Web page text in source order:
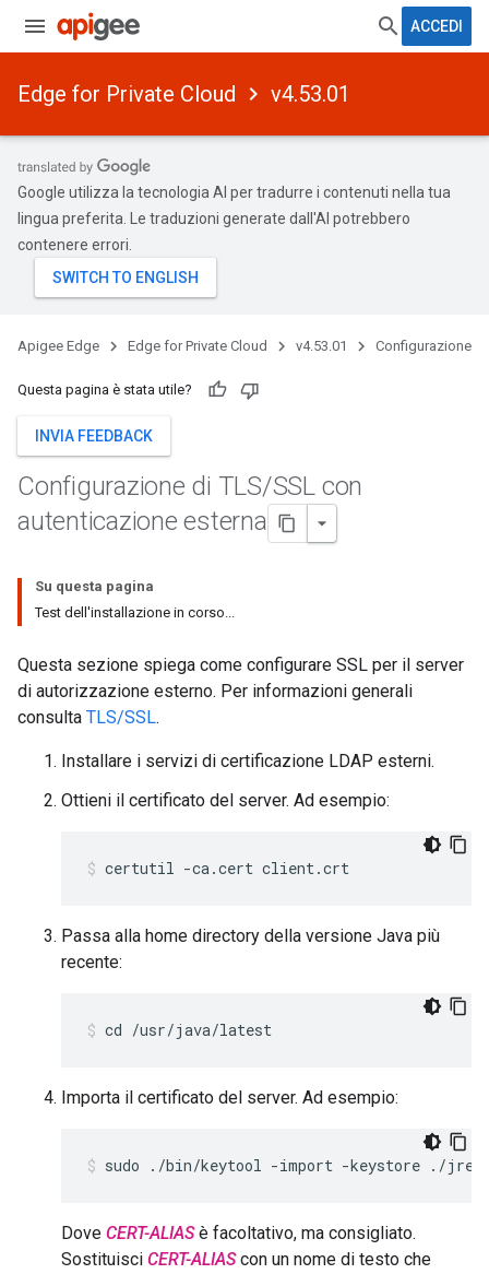
ACCEDI
Edge for Private Cloud v4.53.01
Google utilizza la tecnologia AI per tradurre i contenuti nella tua
lingua preferita. Le traduzioni generate dall'AI potrebbero
contenere errori.
Apigee Edge Edge for Private Cloud v4.53.01 Configurazione
Questa pagina è stata utile?
INVIA FEEDBACK
Configurazione di TLS/SSL con
autenticazione esterna
Su questa pagina
Test dell'installazione in corso...
Questa sezione spiega come configurare SSL per il server
di autorizzazione esterno. Per informazioni generali
consulta TLS/SSL.
Installare i servizi di certificazione LDAP esterni.
Ottieni il certificato del server. Ad esempio:
certutil -ca.cert client.crt
Passa alla home directory della versione Java più
recente:
cd /usr/java/latest
Importa il certificato del server. Ad esempio:
sudo ./bin/keytool -import -keystore ./
Dove CERT-ALIASè facoltativo, ma consigliato.
Sostituisci CERT-ALIAScon un nome di testo che